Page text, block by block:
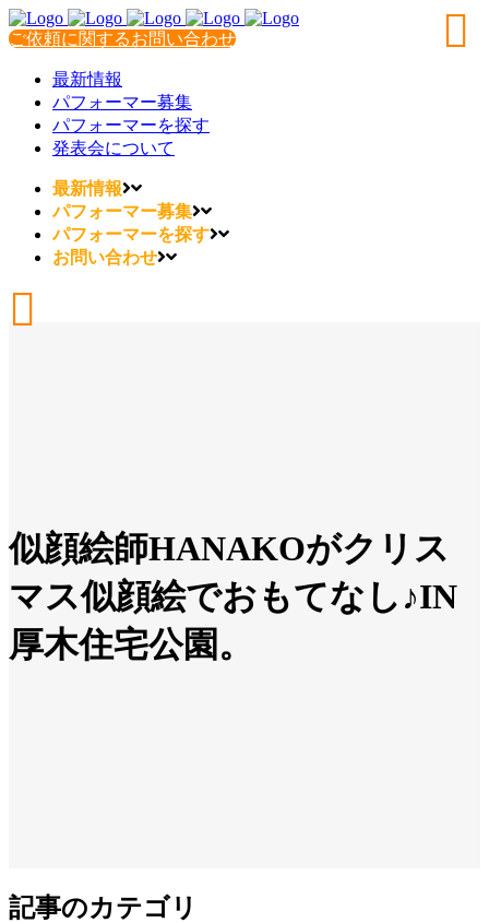
ご依頼に関するお問い合わせ
最新情報
パフォーマー募集
パフォーマーを探す
発表会について
最新情報
パフォーマー募集
パフォーマーを探す
お問い合わせ
似顔絵師HANAKOがクリス
マス似顔絵でおもてなし♪IN
厚木住宅公園。
記事のカテゴリ